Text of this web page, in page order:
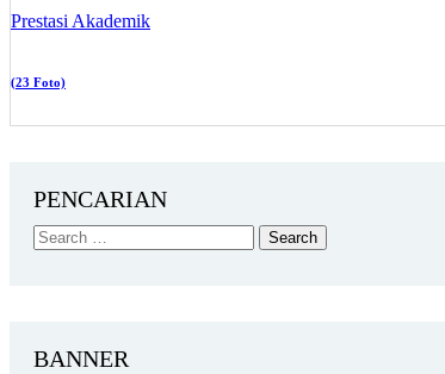
Prestasi Akademik
(23 Foto)
PENCARIAN
BANNER